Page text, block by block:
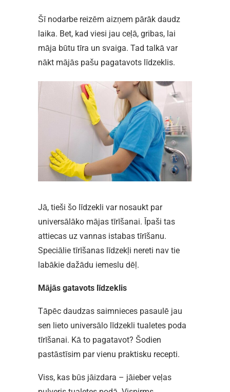
Šī nodarbe reizēm aizņem pārāk daudz
laika. Bet, kad viesi jau ceļā, gribas, lai
māja būtu tīra un svaiga. Tad talkā var
nākt mājās pašu pagatavots līdzeklis.
Jā, tieši šo līdzekli var nosaukt par
universālāko mājas tīrīšanai. Īpaši tas
attiecas uz vannas istabas tīrīšanu.
Speciālie tīrīšanas līdzekļi nereti nav tie
labākie dažādu iemeslu dēļ.
Mājās gatavots līdzeklis
Tāpēc daudzas saimnieces pasaulē jau
sen lieto universālo līdzekli tualetes poda
tīrīšanai. Kā to pagatavot? Šodien
pastāstīsim par vienu praktisku recepti.
Viss, kas būs jāizdara – jāieber veļas